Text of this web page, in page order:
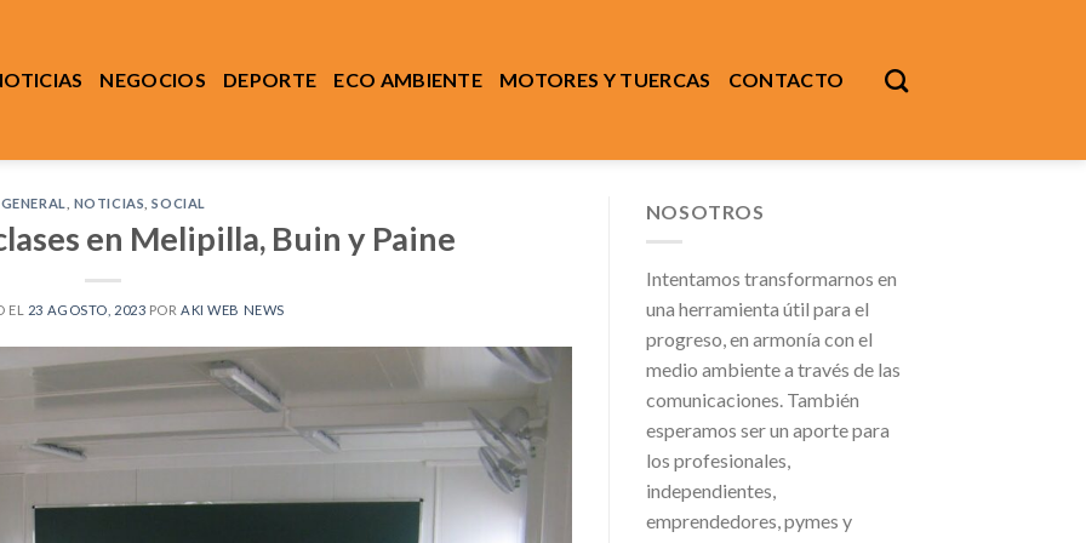
NEGOCIOS DEPORTE ECO AMBIENTE MOTORES Y TUERCAS CONTACTO
GENERAL NOTICIAS ,SOCIAL
en Melipilla, Buin y Paine
EL 23 AGOSTO, 2023 POR AKI WEB NEWS
NOSOTROS
Intentamos transformarnos en
una herramienta útil para el
progreso, en armonía con el
medio ambiente a través de las
comunicaciones. También
esperamos ser un aporte para
los profesionales,
independientes,
emprendedores, pymes y